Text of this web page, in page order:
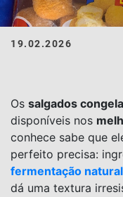
19.02.2026
Os salgados
disponíveis nos
conhece sabe que
perfeito precisa:
fermentação natural
dá uma textura